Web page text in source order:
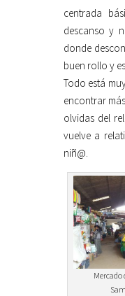
centrada
descanso y
donde
buen rollo y
Todo está
encontrar
olvidas del
vuelve a
niñ@.
Mercado